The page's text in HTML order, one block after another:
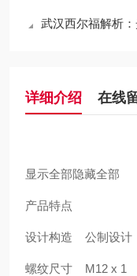
武汉西尔福解析
详细介绍 在线
显示全部隐藏全部
产品特点
设计构造 公制设
螺纹尺寸 M12 x 1